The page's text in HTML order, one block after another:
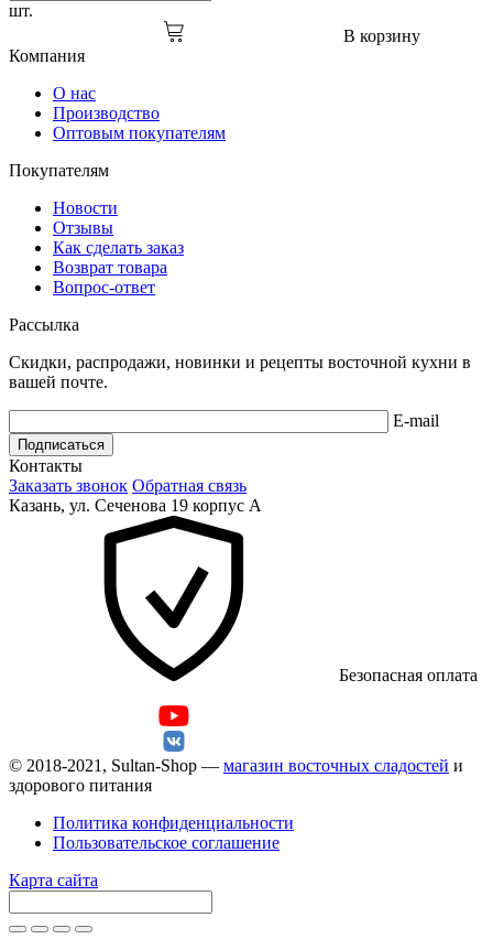
шт.
В корзину
Компания
О нас
Производство
Оптовым покупателям
Покупателям
Новости
Отзывы
Как сделать заказ
Возврат товара
Вопрос-ответ
Рассылка
Скидки, распродажи, новинки и рецепты восточной кухни в
вашей почте.
E-mail
Подписаться
Контакты
Заказать звонок Обратная связь
Казань, ул. Сеченова 19 корпус А
Безопасная оплата
© 2018-2021, Sultan-Shop — магазин восточных сладостей и
здорового питания
Политика конфиденциальности
Пользовательское соглашение
Карта сайта